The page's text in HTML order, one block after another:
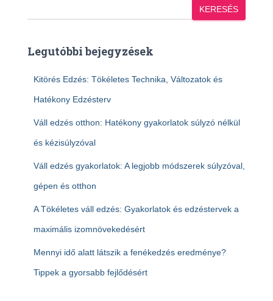
KERESÉS
Legutóbbi bejegyzések
Kitörés Edzés: Tökéletes Technika, Változatok és
Hatékony Edzésterv
Váll edzés otthon: Hatékony gyakorlatok súlyzó nélkül
és kézisúlyzóval
Váll edzés gyakorlatok: A legjobb módszerek súlyzóval,
gépen és otthon
A Tökéletes váll edzés: Gyakorlatok és edzéstervek a
maximális izomnövekedésért
Mennyi idő alatt látszik a fenékedzés eredménye?
Tippek a gyorsabb fejlődésért